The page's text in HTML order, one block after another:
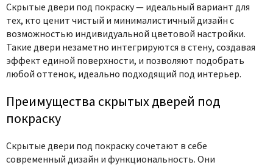
Скрытые двери под покраску — идеальный вариант для
тех, кто ценит чистый и минималистичный дизайн с
возможностью индивидуальной цветовой настройки.
Такие двери незаметно интегрируются в стену, создавая
эффект единой поверхности, и позволяют подобрать
любой оттенок, идеально подходящий под интерьер.
Преимущества скрытых дверей под
покраску
Скрытые двери под покраску сочетают в себе
современный дизайн и функциональность. Они